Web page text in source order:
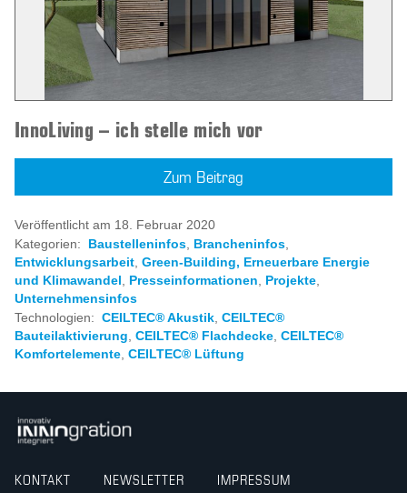
InnoLiving – ich stelle mich vor
Zum Beitrag
Veröffentlicht am 18. Februar 2020
Kategorien:
Baustelleninfos, Brancheninfos,
Entwicklungsarbeit Green-Building, Erneuerbare Energie
und Klimawandel
Presseinformationen Projekte
Unternehmensinfos
Technologien: CEILTEC® Akustik, CEILTEC®
Bauteilaktivierung CEILTEC® Flachdecke CEILTEC®
Komfortelemente CEILTEC® Lüftung
KONTAKT NEWSLETTER IMPRESSUM